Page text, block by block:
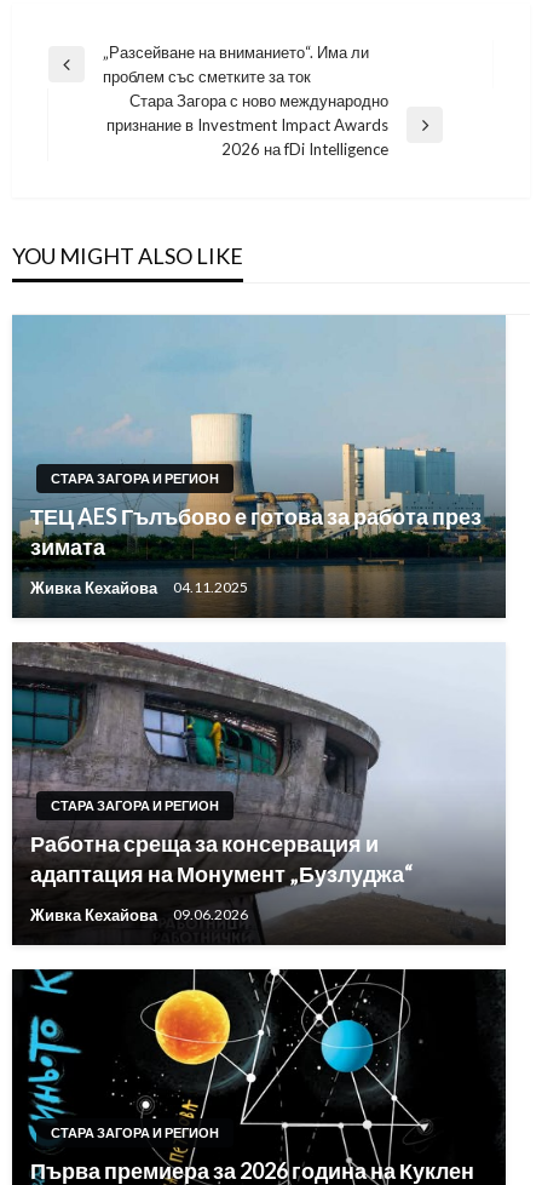
Навигация
Previous
„Разсейване на вниманието“. Има ли
проблем със сметките за ток
Стара Загора с ново международно
признание в Investment Impact Awards
2026 на fDi Intelligence
YOU MIGHT ALSO LIKE
СТАРА ЗАГОРА И РЕГИОН
ТЕЦ AES Гълъбово е готова за работа през
зимата
Живка Кехайова 04.11.2025
СТАРА ЗАГОРА И РЕГИОН
Работна среща за консервация и
адаптация на Монумент „Бузлуджа“
Живка Кехайова 09.06.2026
СТАРА ЗАГОРА И РЕГИОН
Първа премиера за 2026 година на Куклен